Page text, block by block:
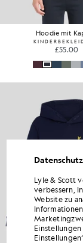
Hoodie mit
£55.00
Datenschutz
Lyle & Scott
verbessern,
Website zu